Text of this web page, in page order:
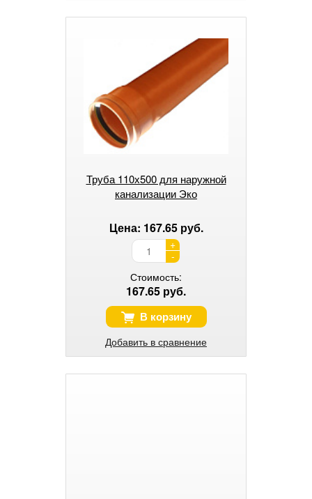
Труба 110х500 для наружной
канализации Эко
Цена: 167.65 руб.
+
-
Стоимость:
167.65 руб.
В корзину
Добавить в сравнение